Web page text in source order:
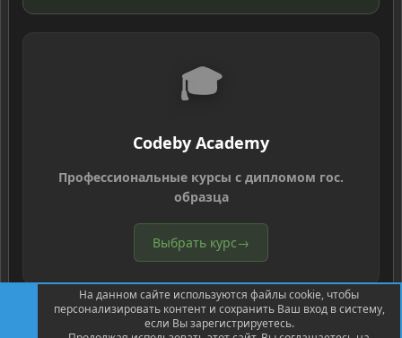
🎓
Codeby Academy
Профессиональные курсы с дипломом гос.
образца
Выбрать курс→
На данном сайте используются файлы cookie, чтобы
персонализировать контент и сохранить Ваш вход в систему,
если Вы зарегистрируетесь.